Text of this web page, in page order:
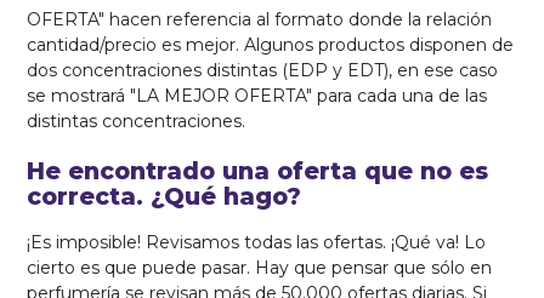
OFERTA" hacen referencia al formato donde la relación
cantidad/precio es mejor. Algunos productos disponen de
dos concentraciones distintas (EDP y EDT), en ese caso
se mostrará "LA MEJOR OFERTA" para cada una de las
distintas concentraciones.
He encontrado una oferta que no es
correcta. ¿Qué hago?
¡Es imposible! Revisamos todas las ofertas. ¡Qué va! Lo
cierto es que puede pasar. Hay que pensar que sólo en
perfumería se revisan más de 50.000 ofertas diarias. Si